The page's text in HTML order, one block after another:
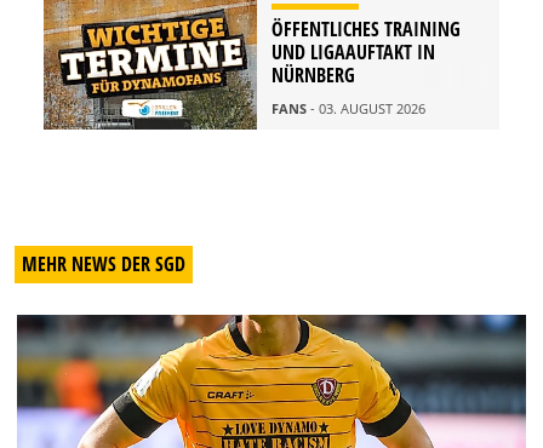
ÖFFENTLICHES TRAINING
UND LIGAAUFTAKT IN
NÜRNBERG
FANS - 03. AUGUST 2026
MEHR NEWS DER SGD